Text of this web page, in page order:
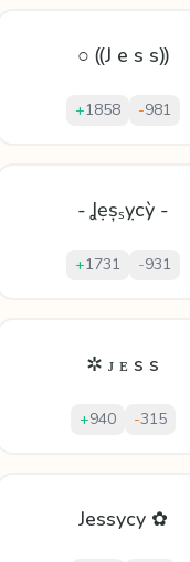
○ ⸨J e s s⸩
+1858 -981
- Ʝẹșₛỵсỳ -
+1731 -931
✲ ᴊ ᴇ s s
+940 -315
Jessycy ✿